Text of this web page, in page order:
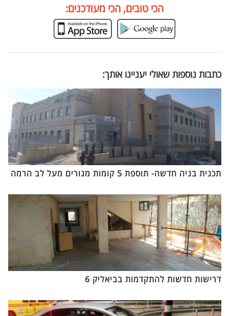
הכי טובים, הכי מעודכנים:
כתבות נוספות שאולי יעניינו אותך:
תכנית בניה חדשה- תוספת 5 קומות מגורים מעל לב הרמה
דרישות חדשות להתקדמות בביאליק 6